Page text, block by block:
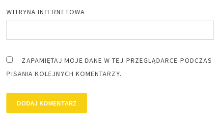
WITRYNA INTERNETOWA
ZAPAMIĘTAJ MOJE DANE W TEJ PRZEGLĄDARCE PODCZAS
PISANIA KOLEJNYCH KOMENTARZY.